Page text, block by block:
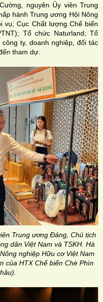
nguyên Ủy viên Trung
hành Trung ương Hội Nông
vụ; Cục Chất lượng Chế biến
Tổ chức Naturland; Tổ
ty, doanh nghiệp, đối tác
tham dự.
Trung ương Đảng, Chủ tịch
dân Việt Nam và TSKH. Hà
nghiệp Hữu cơ Việt Nam
của HTX Chế biến Chè Phìn